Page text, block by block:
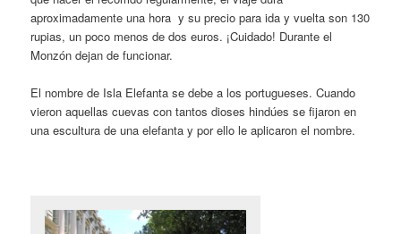
aproximadamente una hora y su precio para ida y vuelta son 130
rupias, un poco menos de dos euros. ¡Cuidado! Durante el
Monzón dejan de funcionar.
El nombre de Isla Elefanta se debe a los portugueses. Cuando
vieron aquellas cuevas con tantos dioses hindúes se fijaron en
una escultura de una elefanta y por ello le aplicaron el nombre.